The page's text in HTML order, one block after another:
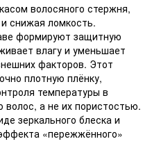
волосяного стержня,
снижая ломкость.
формируют защитную
влагу и уменьшает
факторов. Этот
плотную плёнку,
температуры в
волос, а не их пористостью.
зеркального блеска и
«пережжённого»